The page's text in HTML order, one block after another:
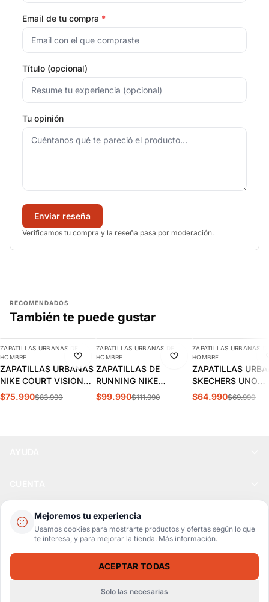
Mejoremos tu experiencia
Usamos cookies para mostrarte productos y ofertas según lo que
te interesa, y para mejorar la tienda. Más información.
ACEPTAR TODAS
Solo las necesarias
Email de tu compra *
Título (opcional)
Tu opinión
Enviar reseña
Verificamos tu compra y la reseña pasa por moderación.
RECOMENDADOS
También te puede gustar
-10%
AGREGAR
ZAPATILLAS URBANAS DE
HOMBRE
ZAPATILLAS URBANAS
NIKE COURT VISION
LOW HOMBRE |
$75.990$83.990
-11%
AGREGAR
ZAPATILLAS URBANAS DE
HOMBRE
ZAPATILLAS DE
RUNNING NIKE
INITIATOR HOMBRE |
$99.990$111.990
-7%
ZAPATILLAS URBANAS
HOMBRE
ZAPATILLAS
SKECHERS UNO
STAND HOMBRE |
$64.990$69.990
ZAPATILLAS URBANAS SKECHERS BOBS B FLEX CHILL EDGE HOMBRE | 118106-BBK
LEGAL
Pago seguro SSL / Datos protegidos
Realsport © 2026
WebPay MercadoPago Tarjetas